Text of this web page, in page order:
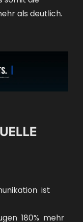
als deutlich.
ist
180% mehr